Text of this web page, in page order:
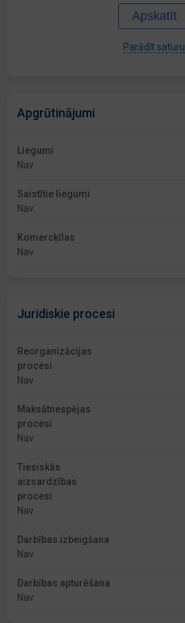
Apskatīt
Parādīt saturu
Apgrūtinājumi
Liegumi
Nav
Saistītie liegumi
Nav
Komercķīlas
Nav
Juridiskie procesi
Reorganizācijas
procesi
Nav
Maksātnespējas
procesi
Nav
Tiesiskās
aizsardzības
procesi
Nav
Darbības izbeigšana
Nav
Darbības apturēšana
Nav